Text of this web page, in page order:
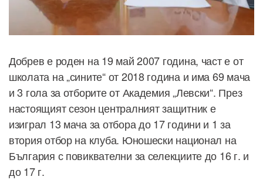
Добрев е роден на 19 май 2007 година, част е от
школата на „сините“ от 2018 година и има 69 мача
и 3 гола за отборите от Академия „Левски“. През
настоящият сезон централният защитник е
изиграл 13 мача за отбора до 17 години и 1 за
втория отбор на клуба. Юношески национал на
България с повиквателни за селекциите до 16 г. и
до 17 г.